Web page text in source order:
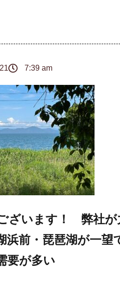
7:39 am
ざいます！ 弊社が
浜前・琵琶湖が一
要が多い